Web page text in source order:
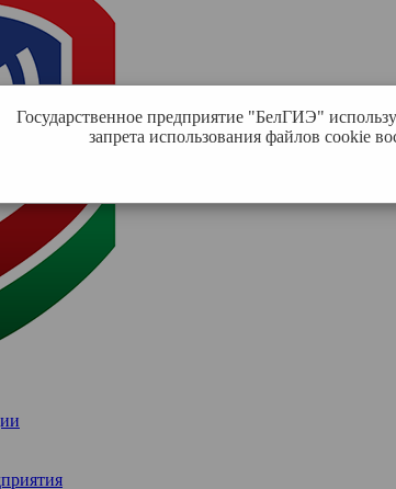
Государственное предприятие "БелГИЭ"
запрета использования файлов cookie